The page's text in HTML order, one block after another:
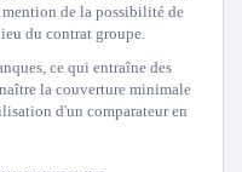
de la possibilité de
du contrat groupe.
ce qui entraîne des
la couverture minimale
d'un comparateur en